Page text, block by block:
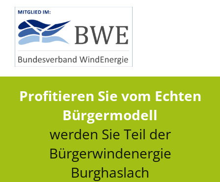
Profitieren Sie vom Echten
Bürgermodell
werden Sie Teil der
Bürgerwindenergie
Burghaslach